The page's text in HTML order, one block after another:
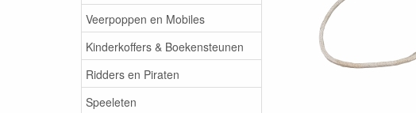
Veerpoppen en Mobiles
Kinderkoffers & Boekensteunen
Ridders en Piraten
Speeleten